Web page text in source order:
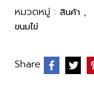
หมวดหมู่ : สินค้า ,
ขนมไข่
Share